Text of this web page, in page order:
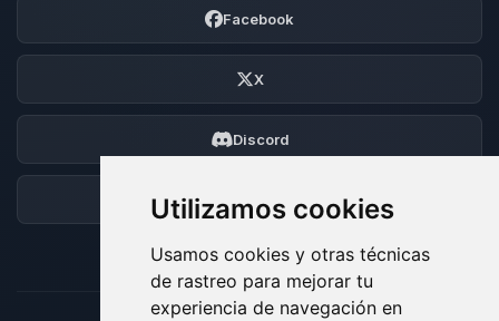
Utilizamos cookies
Usamos cookies y otras técnicas
de rastreo para mejorar tu
experiencia de navegación en
Facebook
X
Discord
Foro